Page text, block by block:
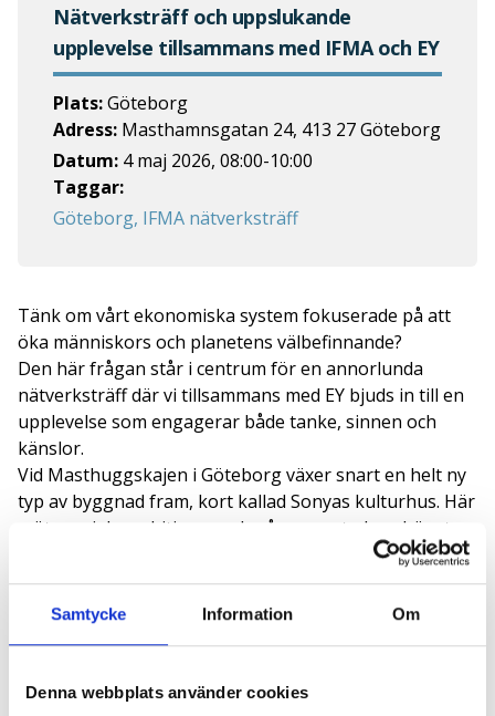
Samtycke Information Om
Denna webbplats använder cookies
Nätverksträff och uppslukande
upplevelse tillsammans med IFMA och EY
Plats:Göteborg
Adress: Masthamnsgatan 24, 413 27 Göteborg
Datum: 4 maj 2026, 08:00-10:00
Taggar:
Göteborg, IFMA nätverksträff
Tänk om vårt ekonomiska system fokuserade på att
öka människors och planetens välbefinnande?
Den här frågan står i centrum för en annorlunda
nätverksträff där vi tillsammans med EY bjuds in till en
upplevelse som engagerar både tanke, sinnen och
känslor.
Vid Masthuggskajen i Göteborg växer snart en helt ny
typ av byggnad fram, kort kalladSonyas kulturhus. Här
möts sociala ambitioner och några av stadens högsta
klimatkrav. Byggnaden är också platsen för ett av EYs
framtidslab SALLYs upplevelsekonceptDear Economy.
EY bjuder nu, tillsammans med IFMA, in er att delta i en
inspiration och diskussion. Var beredda på en